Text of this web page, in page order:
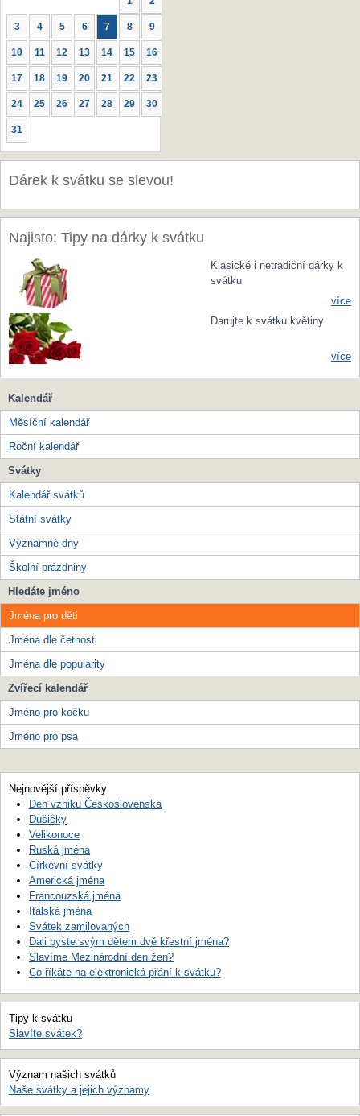
3 4 5 6 7 8 9
10 11 12 13 14 15 16
17 18 19 20 21 22 23
24 25 26 27 28 29 30
31
Dárek k svátku se slevou!
Najisto: Tipy na dárky k svátku
Klasické i netradiční dárky k
svátku
více
Darujte k svátku květiny
více
Kalendář
Měsíční kalendář
Roční kalendář
Svátky
Kalendář svátků
Státní svátky
Významné dny
Školní prázdniny
Hledáte jméno
Jména pro děti
Jména dle četnosti
Jména dle popularity
Zvířecí kalendář
Jméno pro kočku
Jméno pro psa
Nejnovější příspěvky
Den vzniku Československa
Dušičky
Velikonoce
Ruská jména
Církevní svátky
Americká jména
Francouzská jména
Italská jména
Svátek zamilovaných
Dali byste svým dětem dvě křestní jména?
Slavíme Mezinárodní den žen?
Co říkáte na elektronická přání k svátku?
Tipy k svátku
Slavíte svátek?
Význam našich svátků
Naše svátky a jejich významy